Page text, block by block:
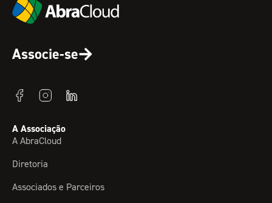
Associe-se
A Associação
A AbraCloud
Diretoria
Associados e Parceiros